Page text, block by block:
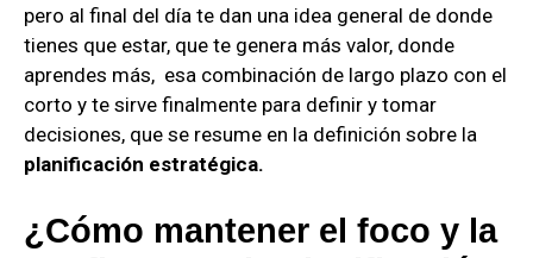
pero al final del día te dan una idea general de donde
tienes que estar, que te genera más valor, donde
aprendes más, esa combinación de largo plazo con el
corto y te sirve finalmente para definir y tomar
decisiones, que se resume en la definición sobre la
planificación estratégica.
¿Cómo mantener el foco y la